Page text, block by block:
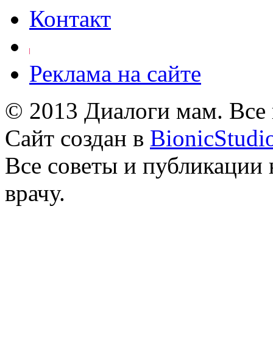
Контакт
Реклама на сайте
© 2013 Диалоги мам.
Сайт создан в
Все советы и публикации
врачу.